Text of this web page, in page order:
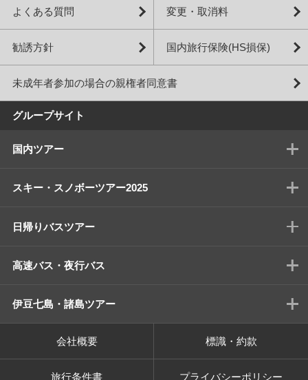
よくある質問 変更・取消料
勧誘方針 国内旅行保険(HS損保)
未成年者参加の場合の親権者同意書
グループサイト
国内ツアー
スキー・スノボーツアー2025
日帰りバスツアー
高速バス・夜行バス
伊豆七島・諸島ツアー
会社概要 標識・約款
旅行条件書 プライバシーポリシー